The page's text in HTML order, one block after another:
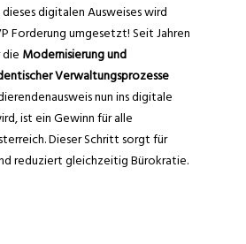
digitalen Ausweises wird
Forderung umgesetzt! Seit Jahren
Modernisierung und
Verwaltungsprozesse
nun ins digitale
ist ein Gewinn für alle
Dieser Schritt sorgt für
reduziert gleichzeitig Bürokratie.